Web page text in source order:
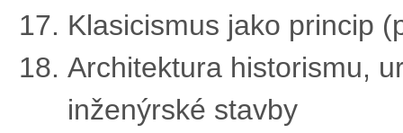
Klasicismus jako princip
Architektura historismu,
inženýrské stavby